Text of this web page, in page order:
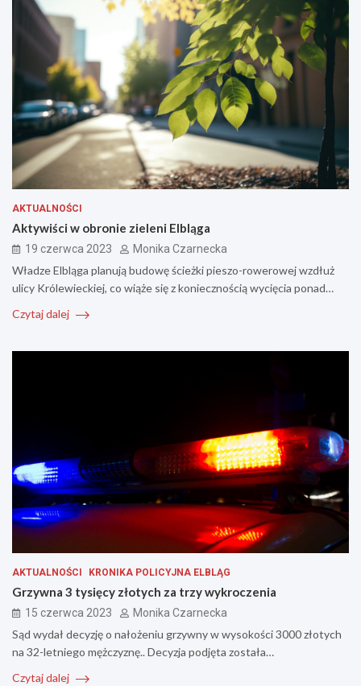
AKTUALNOŚCI
Aktywiści w obronie zieleni Elbląga
19 czerwca 2023 Monika Czarnecka
Władze Elbląga planują budowę ścieżki pieszo-rowerowej wzdłuż
ulicy Królewieckiej, co wiąże się z koniecznością wycięcia ponad…
Czytaj dalej
AKTUALNOŚCI KRONIKA POLICYJNA ELBLĄG
Grzywna 3 tysięcy złotych za trzy wykroczenia
15 czerwca 2023 Monika Czarnecka
Sąd wydał decyzję o nałożeniu grzywny w wysokości 3000 złotych
na 32-letniego mężczyznę.. Decyzja podjęta została…
Czytaj dalej